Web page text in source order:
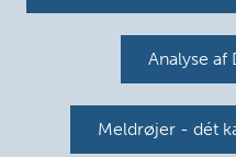
Analyse af
Meldrøjer - dét